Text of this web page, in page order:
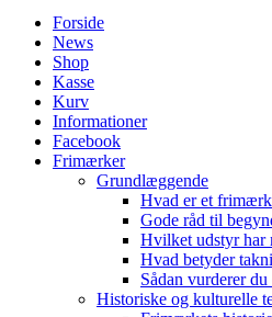
Forside
News
Shop
Kasse
Kurv
Informationer
Facebook
Frimærker
Grundlæggende
Hvad er et
Gode råd til
Hvilket udstyr har
Hvad betyder
Sådan vurderer
Historiske og kulturelle